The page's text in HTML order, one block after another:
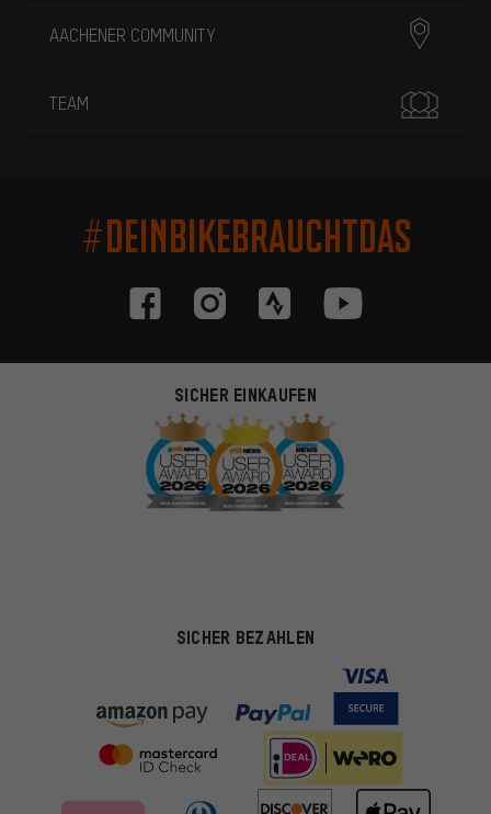
AACHENER COMMUNITY
TEAM
#DEINBIKEBRAUCHTDAS
SICHER EINKAUFEN
SICHER BEZAHLEN